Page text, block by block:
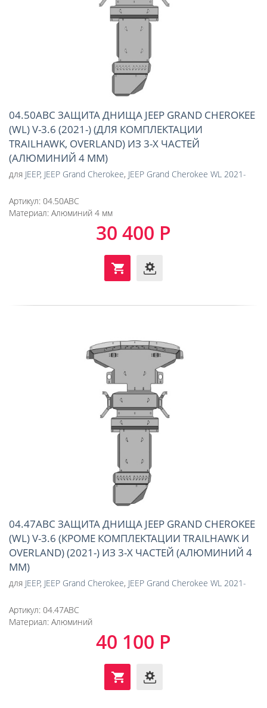
04.50ABC ЗАЩИТА ДНИЩА JEEP GRAND CHEROKEE
(WL) V-3.6 (2021-) (ДЛЯ КОМПЛЕКТАЦИИ
TRAILHAWK, OVERLAND) ИЗ 3-Х ЧАСТЕЙ
(АЛЮМИНИЙ 4 ММ)
для JEEP, JEEP Grand Cherokee, JEEP Grand Cherokee WL 2021-
Артикул: 04.50ABC
Материал: Алюминий 4 мм
30 400 Р
04.47ABC ЗАЩИТА ДНИЩА JEEP GRAND CHEROKEE
(WL) V-3.6 (КРОМЕ КОМПЛЕКТАЦИИ TRAILHAWK И
OVERLAND) (2021-) ИЗ 3-Х ЧАСТЕЙ (АЛЮМИНИЙ 4
ММ)
для JEEP, JEEP Grand Cherokee, JEEP Grand Cherokee WL 2021-
Артикул: 04.47ABC
Материал: Алюминий
40 100 Р